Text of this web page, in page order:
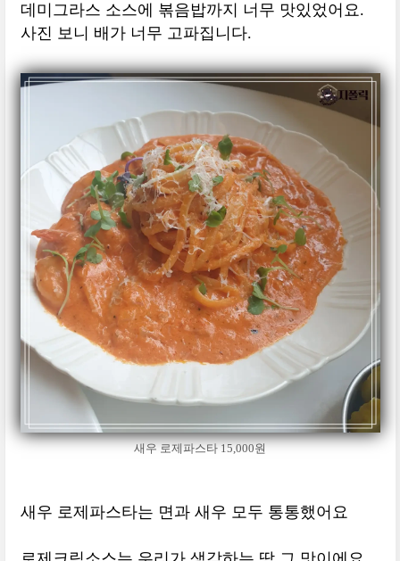
데미그라스 소스에 볶음밥까지 너무 맛있었어요.
사진 보니 배가 너무 고파집니다.
새우 로제파스타 15,000원
새우 로제파스타는 면과 새우 모두 통통했어요